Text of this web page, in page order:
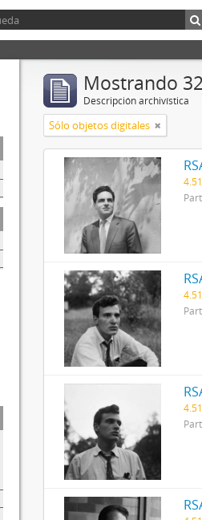
Mostrando
Descripción archivística
Sólo objetos digitales